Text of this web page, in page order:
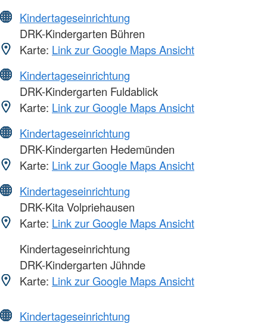
Kindertageseinrichtung
DRK-Kindergarten Bühren
Karte: Link zur Google Maps Ansicht
Kindertageseinrichtung
DRK-Kindergarten Fuldablick
Karte: Link zur Google Maps Ansicht
Kindertageseinrichtung
DRK-Kindergarten Hedemünden
Karte: Link zur Google Maps Ansicht
Kindertageseinrichtung
DRK-Kita Volpriehausen
Karte: Link zur Google Maps Ansicht
Kindertageseinrichtung
DRK-Kindergarten Jühnde
Karte: Link zur Google Maps Ansicht
Kindertageseinrichtung